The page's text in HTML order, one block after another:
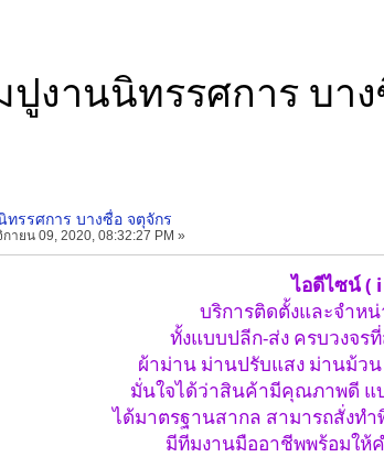
ปูงานนิทรรศการ บา
รรศการ บางซื่อ จตุจักร
ายน 09, 2020, 08:32:27 PM »
ไอดีไซน์ (
บริการติดตั้งและจำห
ทั้งแบบปลีก-ส่ง ครบวงจร
ผ้าม่าน ม่านปรับแสง ม่านม้วน
มั่นใจได้ว่าสินค้ามีคุณภาพดี
ได้มาตรฐานสากล สามารถสั่งท
มีทีมงานมืออาชีพพร้อมให้